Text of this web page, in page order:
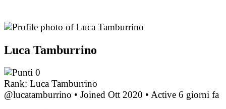
Luca Tamburrino
0
Rank: Luca Tamburrino
@lucatamburrino • Joined Ott 2020 • Active 6 giorni fa